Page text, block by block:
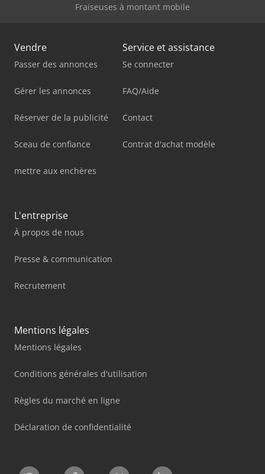
Fraiseuses à montant mobile
Vendre
Passer des annonces
Gérer les annonces
Réserver de la publicité
Sceau de confiance
mettre aux enchères
Service et assistance
Se connecter
FAQ/Aide
Contact
Contrat d'achat modèle
L'entreprise
À propos de nous
Presse & communication
Recrutement
Mentions légales
Mentions légales
Conditions générales d'utilisation
Règles du marché en ligne
Déclaration de confidentialité